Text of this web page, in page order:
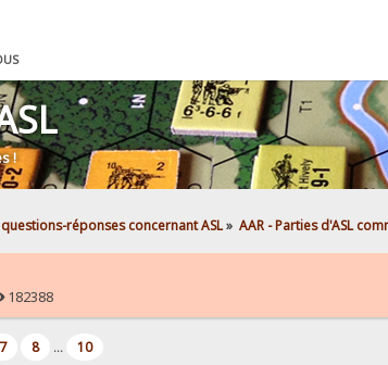
!
réponses concernant ASL» AAR - Parties d'ASL
182388
7 8 ... 10